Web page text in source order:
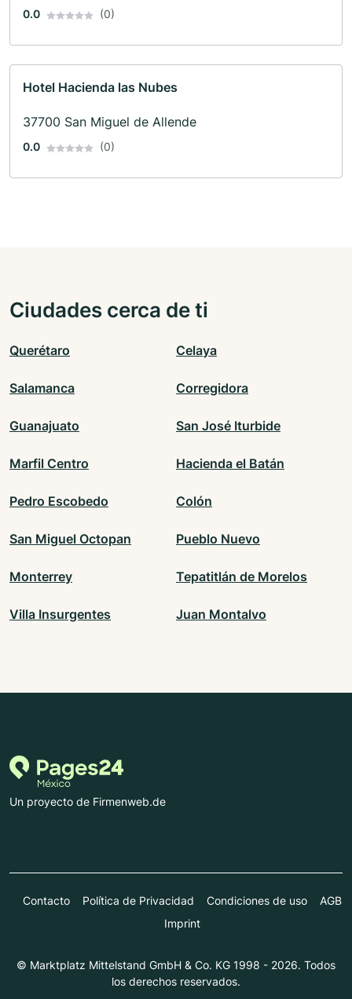
0.0 (0)
Hotel Hacienda las Nubes
37700 San Miguel de Allende
0.0 (0)
Ciudades cerca de ti
Querétaro Celaya
Salamanca Corregidora
Guanajuato San José Iturbide
Marfil Centro Hacienda el Batán
Pedro Escobedo Colón
San Miguel Octopan Pueblo Nuevo
Monterrey Tepatitlán de Morelos
Villa Insurgentes Juan Montalvo
Un proyecto de Firmenweb.de
Contacto Política de Privacidad Condiciones de uso
AGB
Imprint
© Marktplatz Mittelstand GmbH & Co. KG 1998 - 2026. Todos
los derechos reservados.